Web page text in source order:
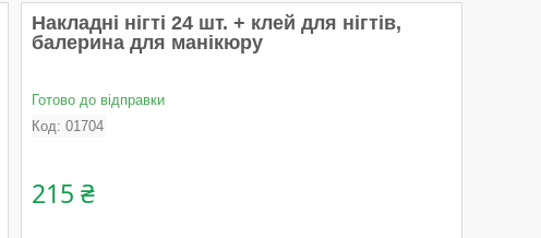
Накладні нігті 24 шт. + клей для нігтів,
балерина для манікюру
Готово до відправки
Код: 01704
215 ₴